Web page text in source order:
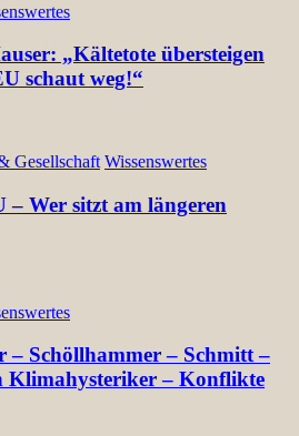
„Kältetote übersteigen
schaut weg!“
Gesellschaft Wissenswertes
Wer sitzt am längeren
– Schöllhammer – Schmitt –
Klimahysteriker – Konflikte